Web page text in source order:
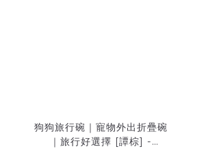
狗狗旅行碗｜寵物外出折疊碗
｜旅行好選擇 [譚棕] -